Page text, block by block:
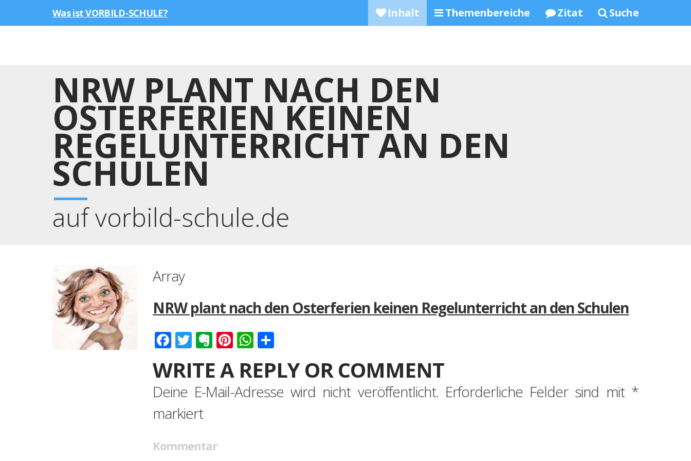
Was ist VORBILD-SCHULE? Inhalt Themenbereiche Zitat Suche
NRW PLANT NACH DEN
OSTERFERIEN KEINEN
REGELUNTERRICHT AN DEN
SCHULEN
auf vorbild-schule.de
Array
NRW plant nach den Osterferien keinen Regelunterricht an den Schulen
Facebook
Twitter
Evernote
Pinterest
WhatsApp
WRITE A REPLY OR COMMENT
Deine E-Mail-Adresse wird nicht veröffentlicht. Erforderliche Felder sind mit *
markiert
Kommentar